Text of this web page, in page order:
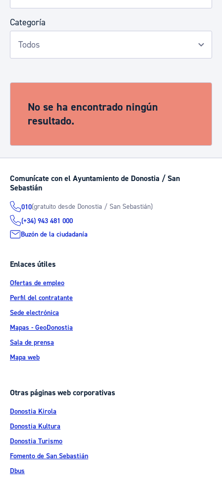
Categoría
No se ha encontrado ningún
resultado.
Comunícate con el Ayuntamiento de Donostia / San
Sebastián
010(gratuito desde Donostia / San Sebastián)
(+34) 943 481 000
Buzón de la ciudadanía
Enlaces útiles
Ofertas de empleo
Perfil del contratante
Sede electrónica
Mapas - GeoDonostia
Sala de prensa
Mapa web
Otras páginas web corporativas
Donostia Kirola
Donostia Kultura
Donostia Turismo
Fomento de San Sebastián
Dbus